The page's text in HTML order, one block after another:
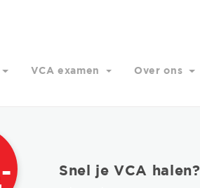
VCA examen Over ons
-
Snel je VCA halen?